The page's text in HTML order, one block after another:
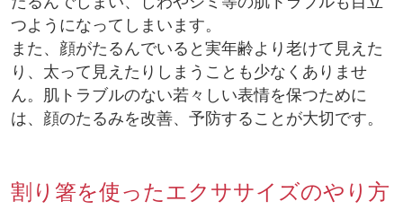
つようになってしまいます。
また、顔がたるんでいると実年齢より老けて見えた
り、太って見えたりしまうことも少なくありませ
ん。肌トラブルのない若々しい表情を保つために
は、顔のたるみを改善、予防することが大切です。
割り箸を使ったエクササイズのやり方